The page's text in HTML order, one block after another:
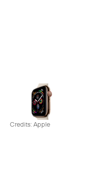
Credits: Apple